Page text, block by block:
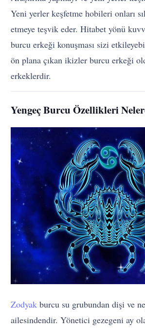
Yeni yerler keşfetme hobileri onları
etmeye teşvik eder. Hitabet yönü
burcu erkeği konuşması sizi
ön plana çıkan ikizler burcu erkeği
erkeklerdir.
Yengeç Burcu Özellikleri
Zodyak burcu su grubundan dişi ve
ailesindendir. Yönetici gezegeni ay